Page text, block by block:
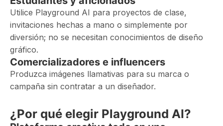
Utilice Playground AI para proyectos de clase,
invitaciones hechas a mano o simplemente por
diversión; no se necesitan conocimientos de diseño
gráfico.
Comercializadores e influencers
Produzca imágenes llamativas para su marca o
campaña sin contratar a un diseñador.
¿Por qué elegir Playground AI?